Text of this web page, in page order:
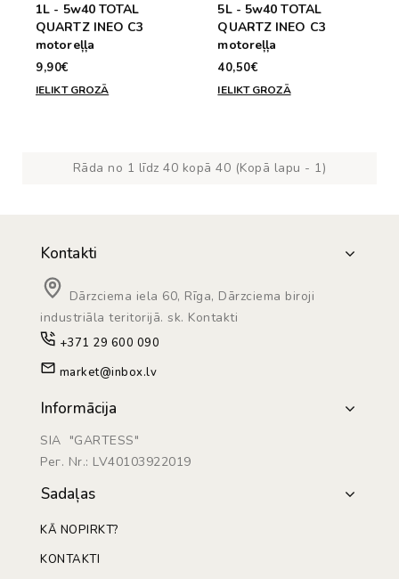
1L - 5w40 TOTAL
QUARTZ INEO C3
motoreļļa
9,90€
IELIKT GROZĀ
5L - 5w40 TOTAL
QUARTZ INEO C3
motoreļļa
40,50€
IELIKT GROZĀ
Rāda no 1 līdz 40 kopā 40 (Kopā lapu - 1)
Kontakti
Dārzciema iela 60, Rīga, Dārzciema biroji
industriāla teritorijā. sk. Kontakti
+371 29 600 090
market@inbox.lv
Informācija
SIA "GARTESS"
Рег. Nr.: LV40103922019
Sadaļas
KĀ NOPIRKT?
KONTAKTI